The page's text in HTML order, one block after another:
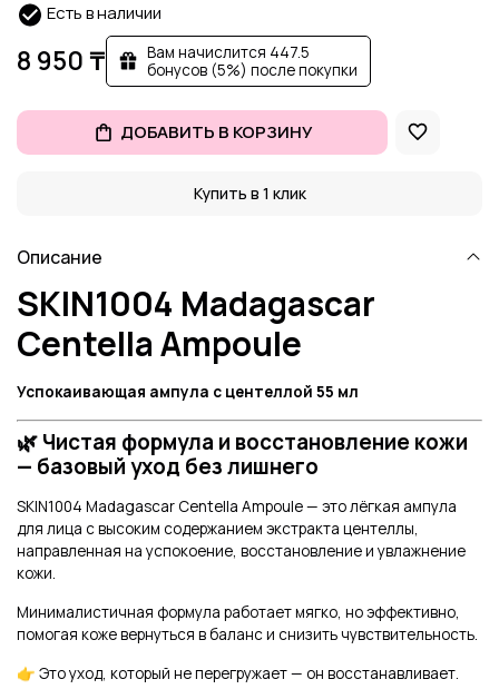
Есть в наличии
8 950 ₸
Вам начислится 447.5
бонусов (5%) после покупки
ДОБАВИТЬ В КОРЗИНУ
Купить в 1 клик
Описание
SKIN1004 Madagascar
Centella Ampoule
Успокаивающая ампула с центеллой 55 мл
🌿 Чистая формула и восстановление кожи
— базовый уход без лишнего
SKIN1004 Madagascar Centella Ampoule — это лёгкая ампула
для лица с высоким содержанием экстракта центеллы,
направленная на успокоение, восстановление и увлажнение
кожи.
Минималистичная формула работает мягко, но эффективно,
помогая коже вернуться в баланс и снизить чувствительность.
👉 Это уход, который не перегружает — он восстанавливает.